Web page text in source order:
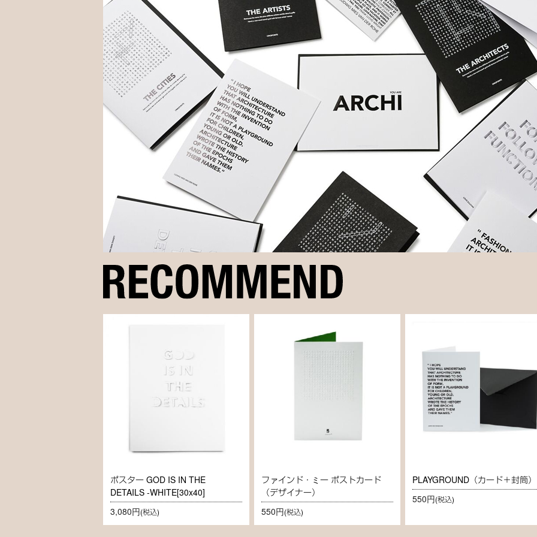
ポスター GOD IS IN THE
DETAILS -WHITE[30x40]
3,080円(税込)
ファインド・ミー ポストカード
（デザイナー）
550円(税込)
PLAYGROUND（カード＋封筒）
550円(税込)